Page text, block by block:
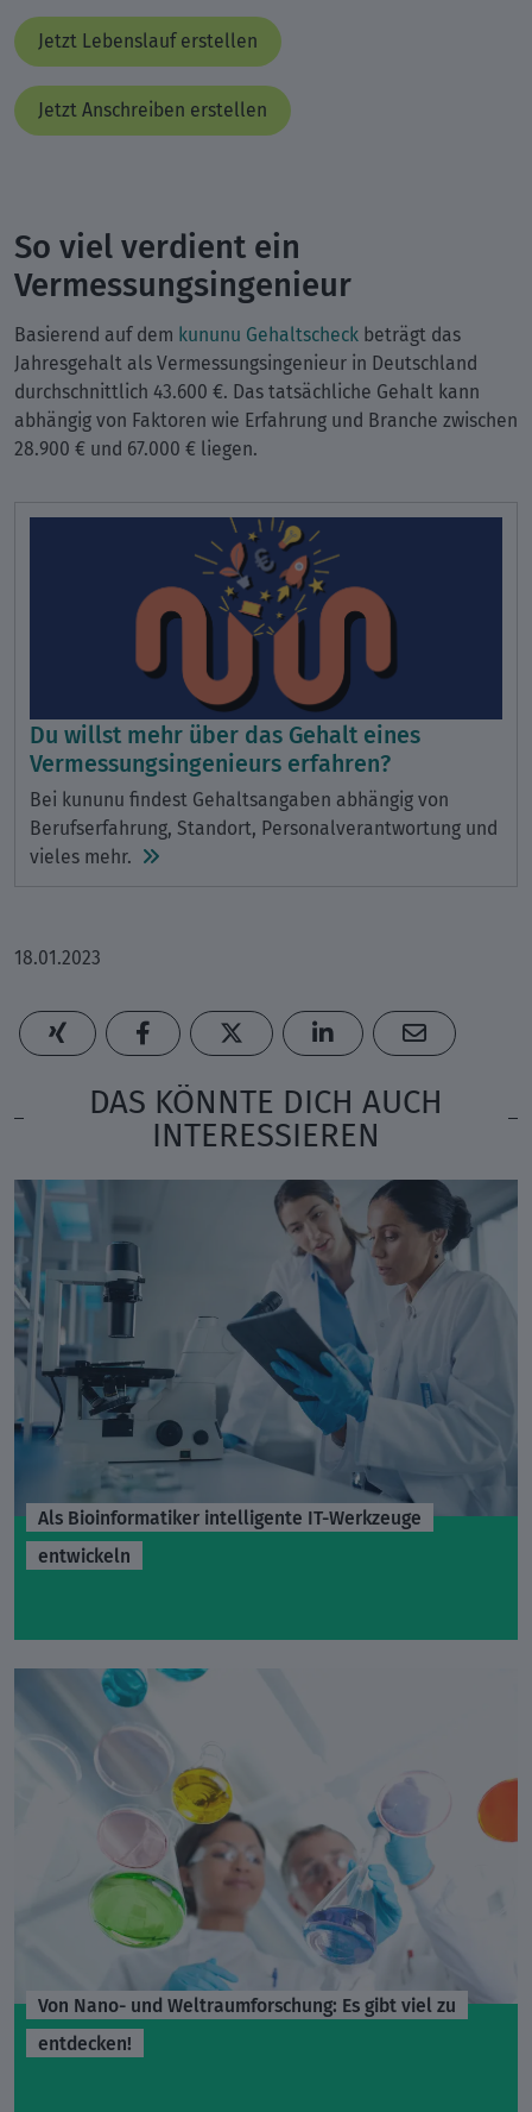
Jetzt Lebenslauf erstellen
Jetzt Anschreiben erstellen
So viel verdient ein
Vermessungsingenieur
Basierend auf dem kununu Gehaltscheck beträgt das
Jahresgehalt als Vermessungsingenieur in Deutschland
durchschnittlich 43.600 €. Das tatsächliche Gehalt kann
abhängig von Faktoren wie Erfahrung und Branche zwischen
28.900 € und 67.000 € liegen.
Du willst mehr über das Gehalt eines
Vermessungsingenieurs erfahren?
Bei kununu findest Gehaltsangaben abhängig von
Berufserfahrung, Standort, Personalverantwortung und
vieles mehr.
18.01.2023
DAS KÖNNTE DICH AUCH
INTERESSIEREN
Als Bioinformatiker intelligente IT-Werkzeuge
entwickeln
Von Nano- und Weltraumforschung: Es gibt viel zu
entdecken!